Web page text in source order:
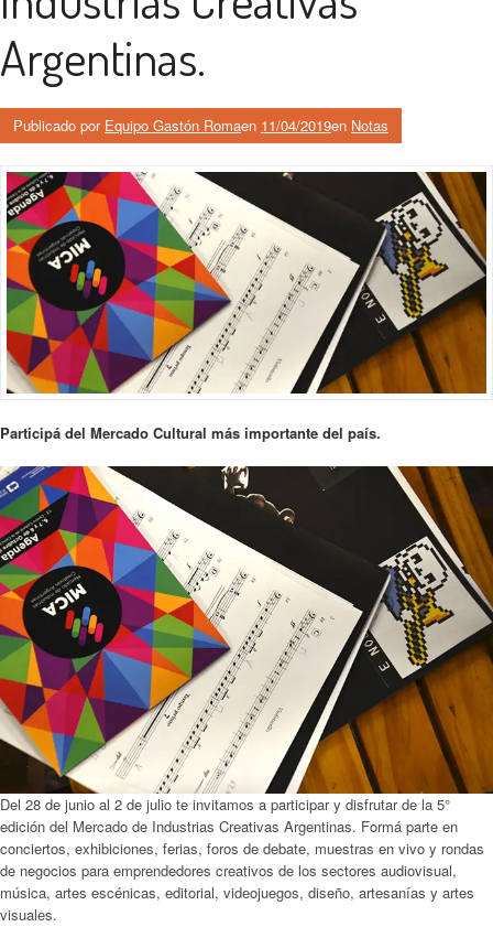
Argentinas.
Publicado por Equipo Gastón Romaen 11/04/2019en Notas
Participá del Mercado Cultural más importante del país.
Del 28 de junio al 2 de julio te invitamos a participar y disfrutar de la 5°
edición del Mercado de Industrias Creativas Argentinas. Formá parte en
conciertos, exhibiciones, ferias, foros de debate, muestras en vivo y rondas
de negocios para emprendedores creativos de los sectores audiovisual,
música, artes escénicas, editorial, videojuegos, diseño, artesanías y artes
visuales.